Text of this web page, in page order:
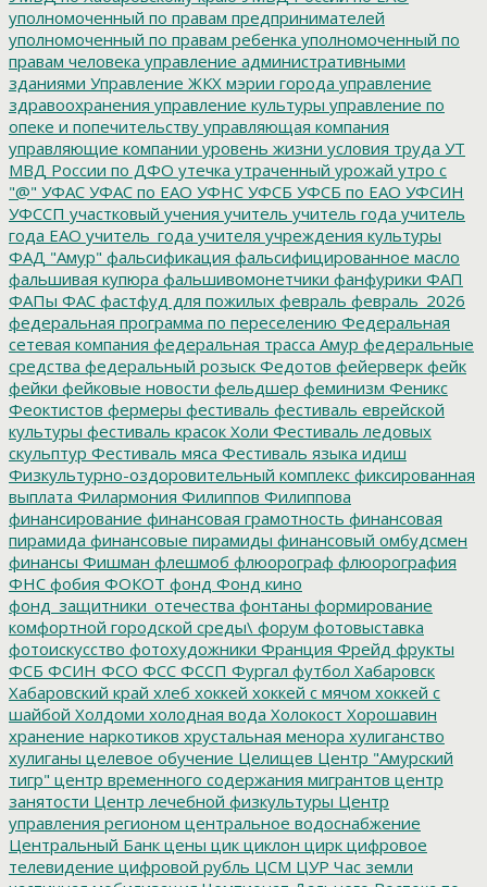
уполномоченный по правам предпринимателей
уполномоченный по правам ребенка уполномоченный по
правам человека управление административными
зданиями Управление ЖКХ мэрии города управление
здравоохранения управление культуры управление по
опеке и попечительству управляющая компания
управляющие компании уровень жизни условия труда УТ
МВД России по ДФО утечка утраченный урожай утро с
"@" УФАС УФАС по ЕАО УФНС УФСБ УФСБ по ЕАО УФСИН
УФССП участковый учения учитель учитель года учитель
года ЕАО учитель_года учителя учреждения культуры
ФАД "Амур" фальсификация фальсифицированное масло
фальшивая купюра фальшивомонетчики фанфурики ФАП
ФАПы ФАС фастфуд для пожилых февраль февраль_2026
федеральная программа по переселению Федеральная
сетевая компания федеральная трасса Амур федеральные
средства федеральный розыск Федотов фейерверк фейк
фейки фейковые новости фельдшер феминизм Феникс
Феоктистов фермеры фестиваль фестиваль еврейской
культуры фестиваль красок Холи Фестиваль ледовых
скульптур Фестиваль мяса Фестиваль языка идиш
Физкультурно-оздоровительный комплекс фиксированная
выплата Филармония Филиппов Филиппова
финансирование финансовая грамотность финансовая
пирамида финансовые пирамиды финансовый омбудсмен
финансы Фишман флешмоб флюорограф флюорография
ФНС фобия ФОКОТ фонд Фонд кино
фонд_защитники_отечества фонтаны формирование
комфортной городской среды\ форум фотовыставка
фотоискусство фотохудожники Франция Фрейд фрукты
ФСБ ФСИН ФСО ФСС ФССП Фургал футбол Хабаровск
Хабаровский край хлеб хоккей хоккей с мячом хоккей с
шайбой Холдоми холодная вода Холокост Хорошавин
хранение наркотиков хрустальная менора хулиганство
хулиганы целевое обучение Целищев Центр "Амурский
тигр" центр временного содержания мигрантов центр
занятости Центр лечебной физкультуры Центр
управления регионом центральное водоснабжение
Центральный Банк цены цик циклон цирк цифровое
телевидение цифровой рубль ЦСМ ЦУР Час земли